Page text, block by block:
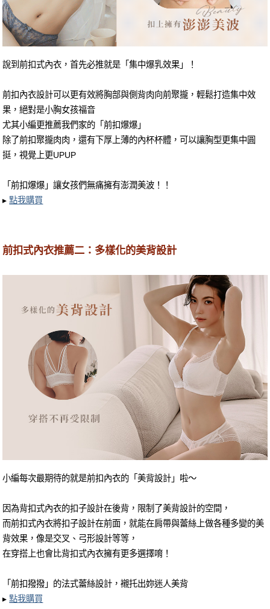
說到前扣式內衣，首先必推就是「集中爆乳效果」！
前扣內衣設計可以更有效將胸部與側背肉向前聚攏，輕鬆打造集中效
果，絕對是小胸女孩福音
尤其小編更推薦我們家的「前扣爆爆」
除了前扣聚攏肉肉，還有下厚上薄的內杯杯體，可以讓胸型更集中圓
挺，視覺上更UPUP
「前扣爆爆」讓女孩們無痛擁有澎潤美波！！
▸點我購買
前扣式內衣推薦二：多樣化的美背設計
小編每次最期待的就是前扣內衣的「美背設計」啦～
因為背扣式內衣的扣子設計在後背，限制了美背設計的空間，
而前扣式內衣將扣子設計在前面，就能在肩帶與蕾絲上做各種多變的美
背效果，像是交叉、弓形設計等等，
在穿搭上也會比背扣式內衣擁有更多選擇唷！
「前扣撥撥」的法式蕾絲設計，襯托出妳迷人美背
▸點我購買